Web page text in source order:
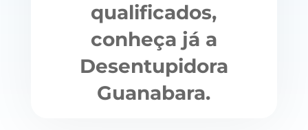
qualificados,
conheça já a
Desentupidora
Guanabara.